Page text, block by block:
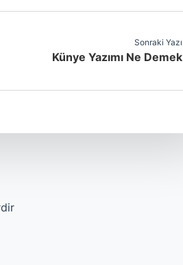
Sonraki Yazı
Künye Yazımı Ne Demek